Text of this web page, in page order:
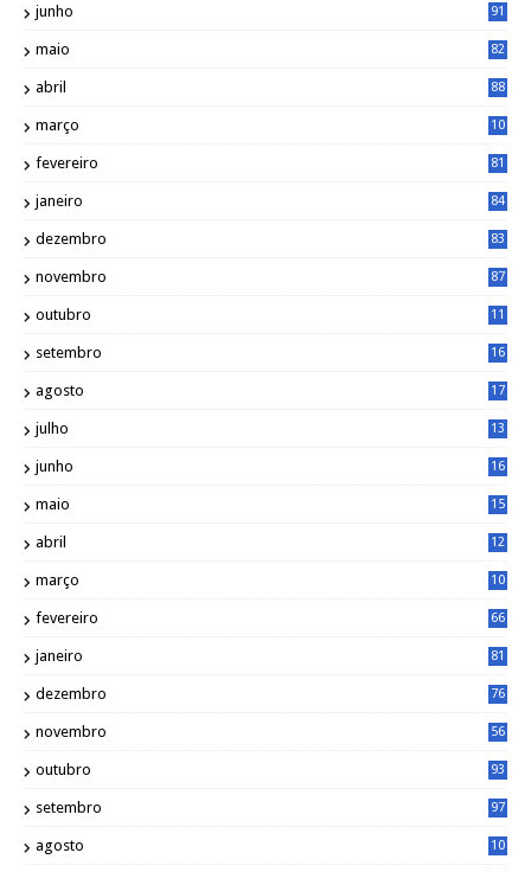
junho 91
maio 82
abril 88
março
10
fevereiro 81
janeiro 84
dezembro 83
novembro 87
outubro
11
setembro
16
agosto
17
julho
13
junho
16
maio
15
abril
12
março
10
fevereiro 66
janeiro 81
dezembro 76
novembro 56
outubro 93
setembro 97
agosto
10